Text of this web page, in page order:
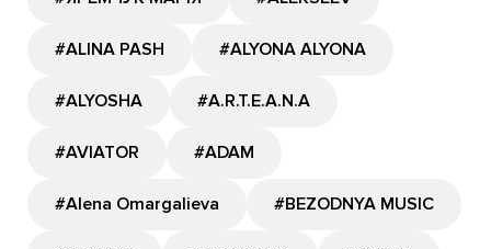
#ALINA PASH #ALYONA ALYONA
#ALYOSHA #A.R.T.E.A.N.A
#AVIATOR #ADAM
#Alena Omargalieva #BEZODNYA MUSIC